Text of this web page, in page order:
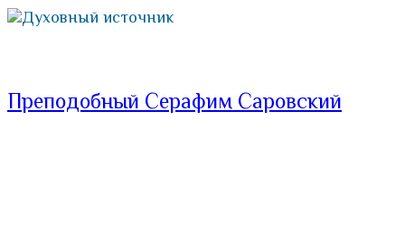
Духовный источник
Преподобный Серафим Саровский